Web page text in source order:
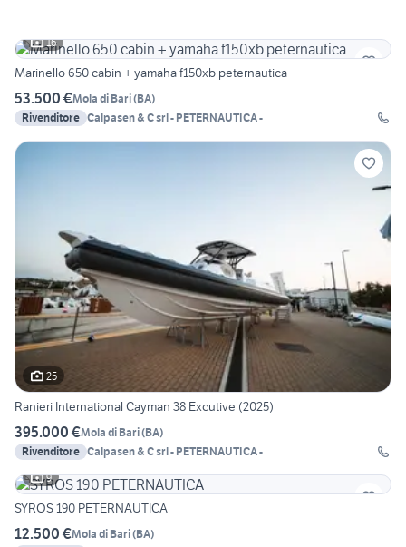
16
Marinello 650 cabin + yamaha f150xb peternautica
53.500 €Mola di Bari(BA)
Rivenditore Calpasen & C srl - PETERNAUTICA -
25
Ranieri International Cayman 38 Excutive (2025)
395.000 €Mola di Bari(BA)
Rivenditore Calpasen & C srl - PETERNAUTICA -
9
SYROS 190 PETERNAUTICA
12.500 €Mola di Bari(BA)